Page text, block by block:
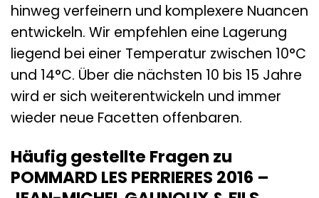
hinweg verfeinern und komplexere Nuancen
entwickeln. Wir empfehlen eine Lagerung
liegend bei einer Temperatur zwischen 10°C
und 14°C. Über die nächsten 10 bis 15 Jahre
wird er sich weiterentwickeln und immer
wieder neue Facetten offenbaren.
Häufig gestellte Fragen zu
POMMARD LES PERRIERES 2016 –